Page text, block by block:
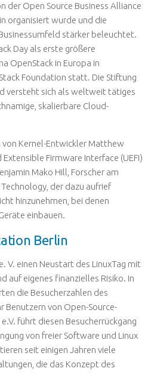
der Open Source Business Alliance
organisiert wurde und die
stärker beleuchtet.
Day als erste größere
OpenStack in Europa in
Foundation statt. Die Stiftung
versteht sich als weltweit tätiges
skalierbare Cloud-
Kernel-Entwickler Matthew
Firmware Interface (UEFI)
Mako Hill, Forscher am
der dazu aufrief
hinzunehmen, bei denen
einbauen.
Berlin
V. einen Neustart des LinuxTag mit
auf eigenes finanzielles Risiko. In
die Besucherzahlen des
Benutzern von Open-Source-
führt diesen Besucherrückgang
von freier Software und Linux
seit einigen Jahren viele
die das Konzept des